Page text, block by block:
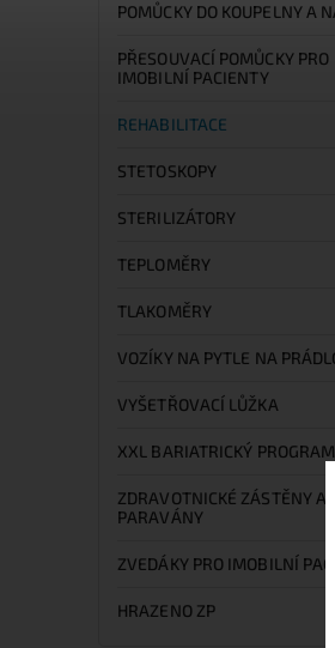
POMŮCKY DO KOUPELNY A
PŘESOUVACÍ POMŮCKY PRO
IMOBILNÍ PACIENTY
REHABILITACE
STETOSKOPY
STERILIZÁTORY
TEPLOMĚRY
TLAKOMĚRY
VOZÍKY NA PYTLE NA
VYŠETŘOVACÍ LŮŽKA
XXL BARIATRICKÝ PROGRAM
ZDRAVOTNICKÉ ZÁSTĚNY A
PARAVÁNY
ZVEDÁKY PRO IMOBILNÍ
HRAZENO ZP